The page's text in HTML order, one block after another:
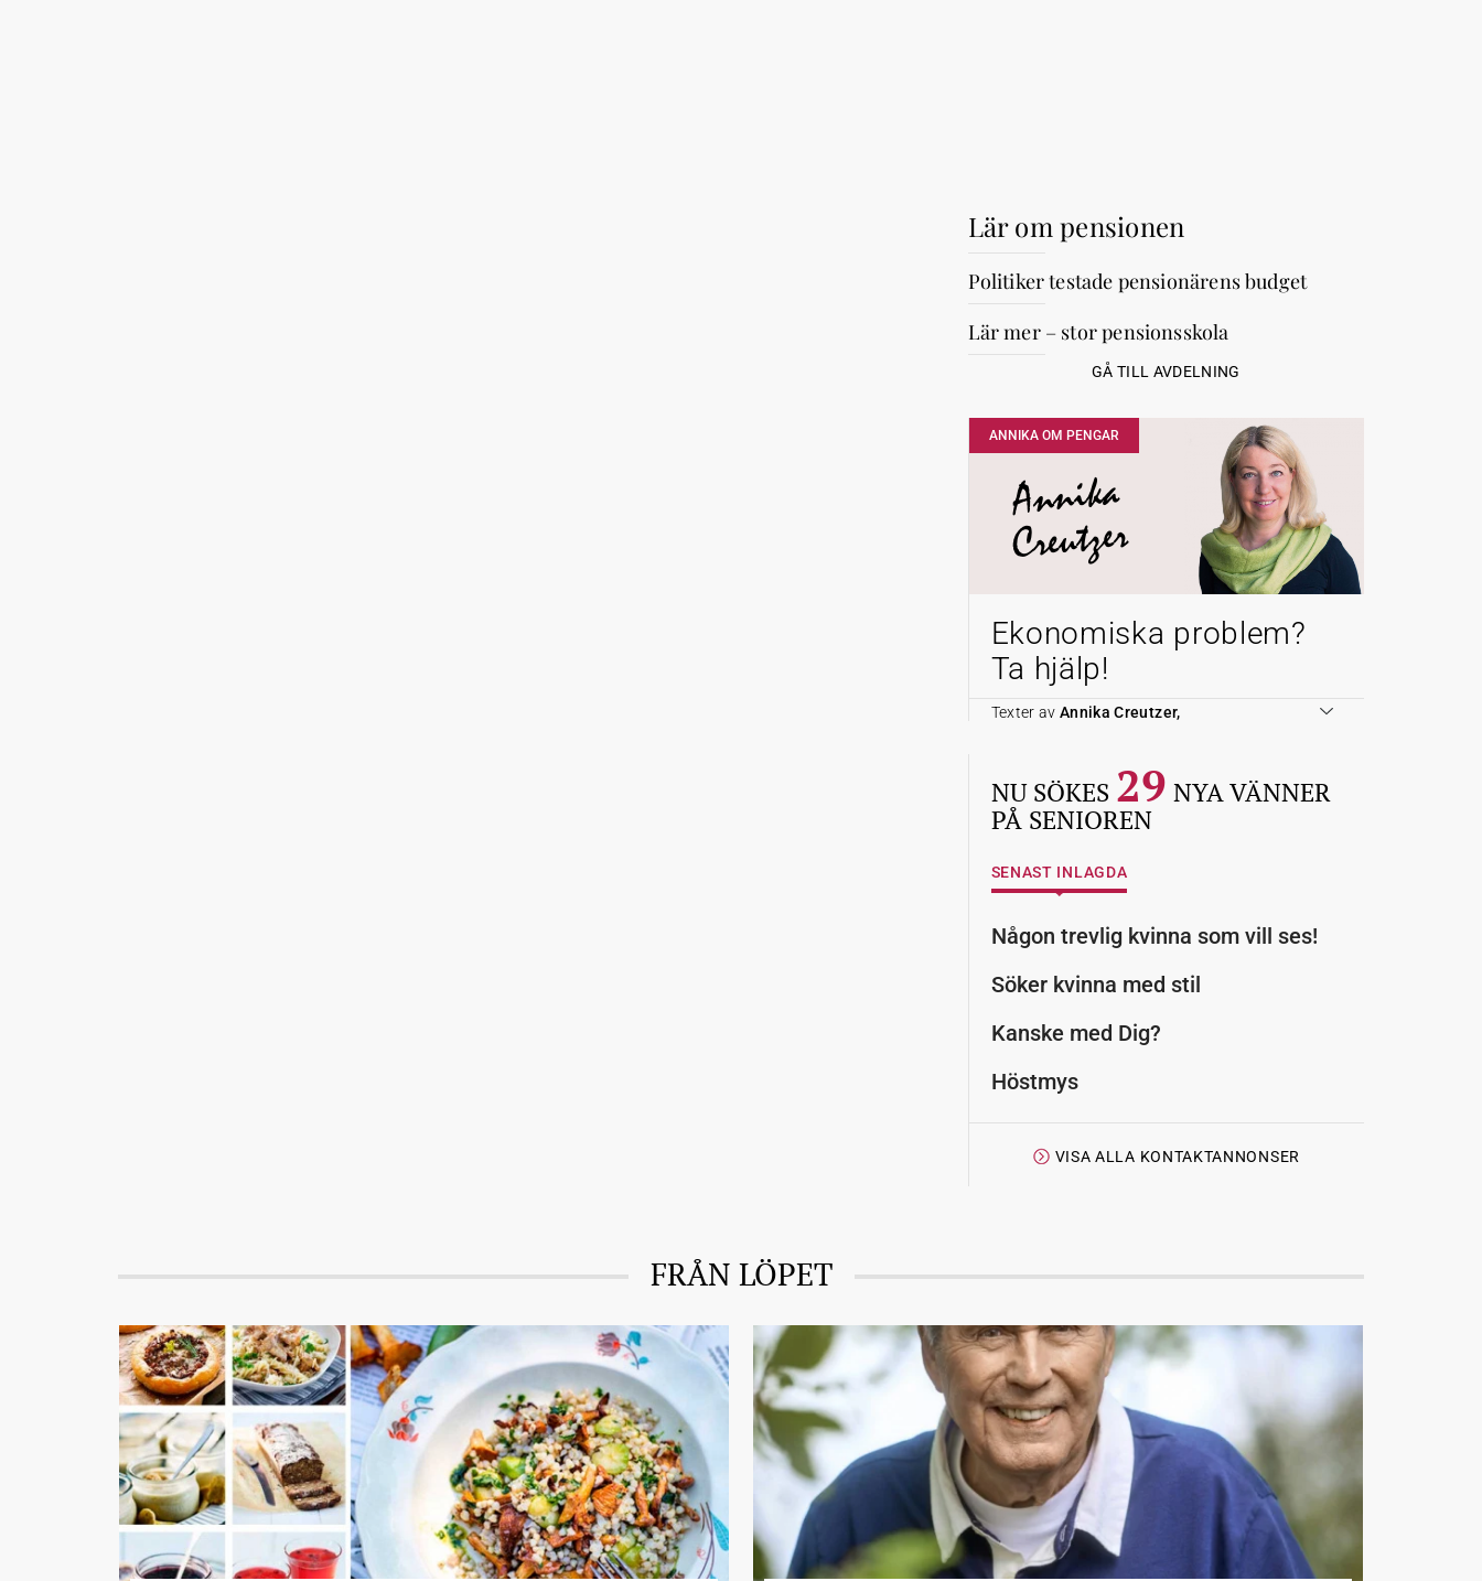
Lär om pensionen
Politiker testade pensionärens budget
Lär mer – stor pensionsskola
GÅ TILL AVDELNING
ANNIKA OM PENGAR
Annika
Creutzer
Ekonomiska problem?
Ta hjälp!
Texter av Annika Creutzer,
NU SÖKES 29 NYA VÄNNER
PÅ SENIOREN
SENAST INLAGDA
Någon trevlig kvinna som vill ses!
Söker kvinna med stil
Kanske med Dig?
Höstmys
VISA ALLA KONTAKTANNONSER
FRÅN LÖPET